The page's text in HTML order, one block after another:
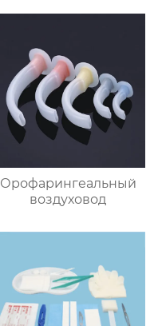
Орофарингеальный
воздуховод